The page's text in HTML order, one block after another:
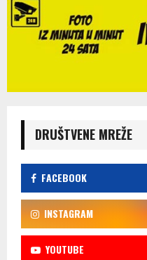
DRUŠTVENE MREŽE
FACEBOOK
INSTAGRAM
YOUTUBE